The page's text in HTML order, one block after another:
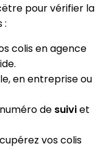
pour vérifier la
:
colis en agence
en entreprise ou
de suiviet
vos colis